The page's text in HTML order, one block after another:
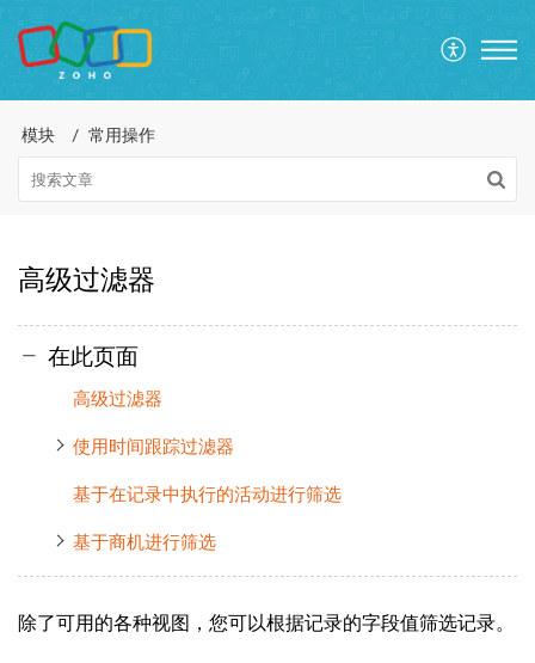
模块 常用操作
高级过滤器
在此页面
高级过滤器
使用时间跟踪过滤器
基于在记录中执行的活动进行筛选
基于商机进行筛选
除了可用的各种视图，您可以根据记录的字段值筛选记录。